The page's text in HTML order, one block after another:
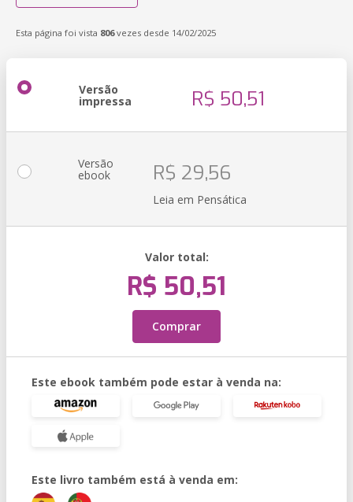
Esta página foi vista 806vezes desde 14/02/2025
Versão
impressa R$ 50,51
Versão
ebook R$ 29,56
Leia em Pensática
Valor total:
R$ 50,51
Comprar
Este ebook também pode estar à venda na:
Este livro também está à venda em: